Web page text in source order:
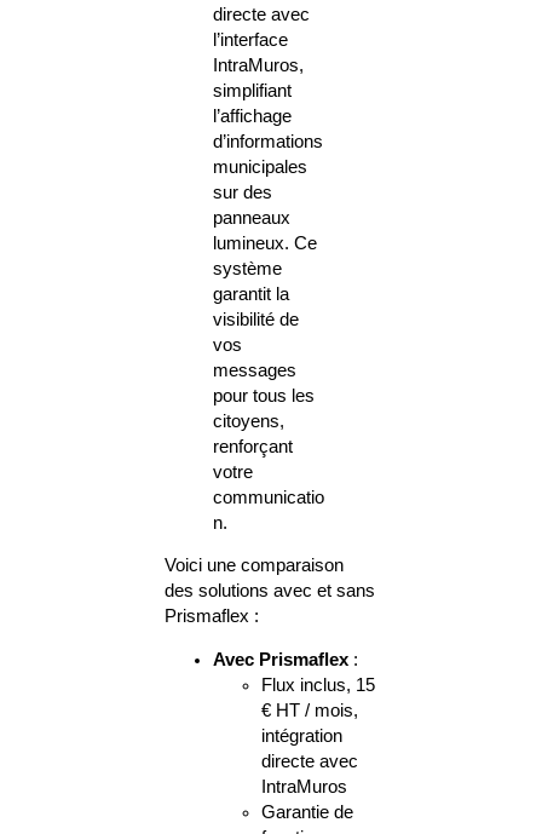
directe avec
l’interface
IntraMuros,
simplifiant
l’affichage
d’informations
municipales
sur des
panneaux
lumineux. Ce
système
garantit la
visibilité de
vos
messages
pour tous les
citoyens,
renforçant
votre
communicatio
n.
Voici une comparaison
des solutions avec et sans
Prismaflex :
Avec Prismaflex :
Flux inclus, 15
€ HT / mois,
intégration
directe avec
IntraMuros
Garantie de